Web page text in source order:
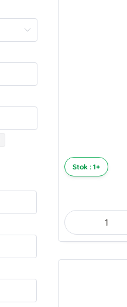
Stok : 1+